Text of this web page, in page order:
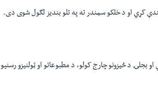
کړي او د خلکو سمندر ته په تلو بنديز لګول شوی دی.
بجلۍ د څيزونو چارج کولو، د مطبوعاتو او ټولنيزو رسنیو